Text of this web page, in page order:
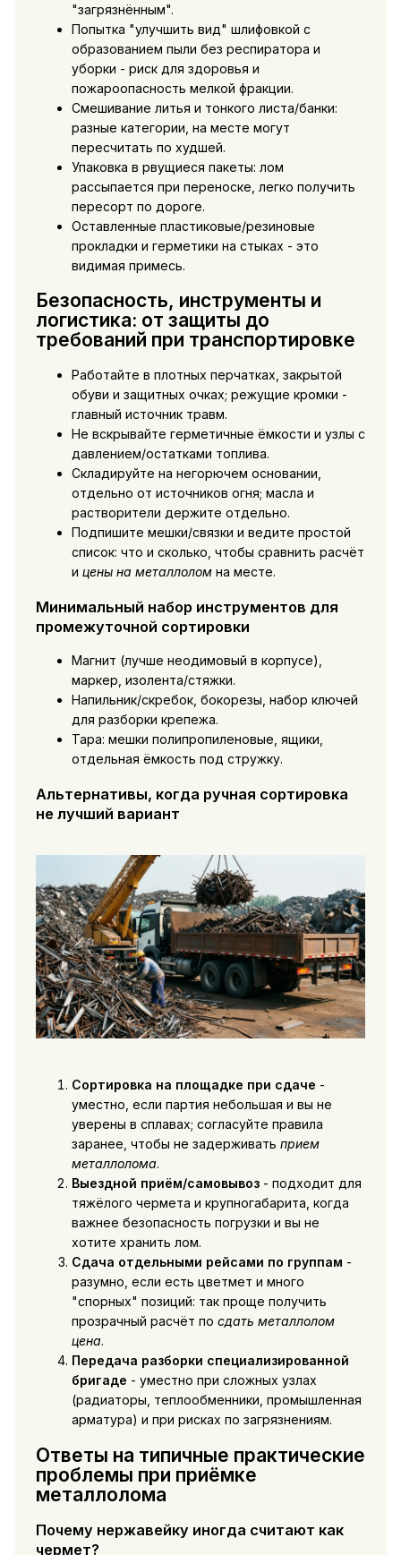
"загрязнённым".
Попытка "улучшить вид" шлифовкой с
образованием пыли без респиратора и
уборки - риск для здоровья и
пожароопасность мелкой фракции.
Смешивание литья и тонкого листа/банки:
разные категории, на месте могут
пересчитать по худшей.
Упаковка в рвущиеся пакеты: лом
рассыпается при переноске, легко получить
пересорт по дороге.
Оставленные пластиковые/резиновые
прокладки и герметики на стыках - это
видимая примесь.
Безопасность, инструменты и
логистика: от защиты до
требований при транспортировке
Работайте в плотных перчатках, закрытой
обуви и защитных очках; режущие кромки -
главный источник травм.
Не вскрывайте герметичные ёмкости и узлы с
давлением/остатками топлива.
Складируйте на негорючем основании,
отдельно от источников огня; масла и
растворители держите отдельно.
Подпишите мешки/связки и ведите простой
список: что и сколько, чтобы сравнить расчёт
и цены на металлоломна месте.
Минимальный набор инструментов для
промежуточной сортировки
Магнит (лучше неодимовый в корпусе),
маркер, изолента/стяжки.
Напильник/скребок, бокорезы, набор ключей
для разборки крепежа.
Тара: мешки полипропиленовые, ящики,
отдельная ёмкость под стружку.
Альтернативы, когда ручная сортировка
не лучший вариант
Сортировка на площадке при сдаче -
уместно, если партия небольшая и вы не
уверены в сплавах; согласуйте правила
заранее, чтобы не задерживать прием
металлолома.
Выездной приём/самовывоз- подходит для
тяжёлого чермета и крупногабарита, когда
важнее безопасность погрузки и вы не
хотите хранить лом.
Сдача отдельными рейсами по группам -
разумно, если есть цветмет и много
"спорных" позиций: так проще получить
прозрачный расчёт по сдать металлолом
цена.
Передача разборки специализированной
бригаде - уместно при сложных узлах
(радиаторы, теплообменники, промышленная
арматура) и при рисках по загрязнениям.
Ответы на типичные практические
проблемы при приёмке
металлолома
Почему нержавейку иногда считают как
чермет?